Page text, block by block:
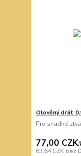
Olověný drát
Pro snadné
77,00 CZK/
63,64 CZK bez